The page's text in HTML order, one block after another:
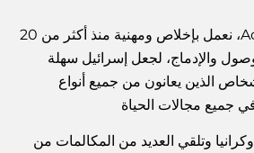
نحن، في Access Israel، نعمل بإخلاص ومهنية منذ أكثر من 20
والإدماج، لجعل إسرائيل سهلة
الذين يعانون من جميع أنواع
جميع مجالات الحياة
وتلقي العديد من المكالمات من